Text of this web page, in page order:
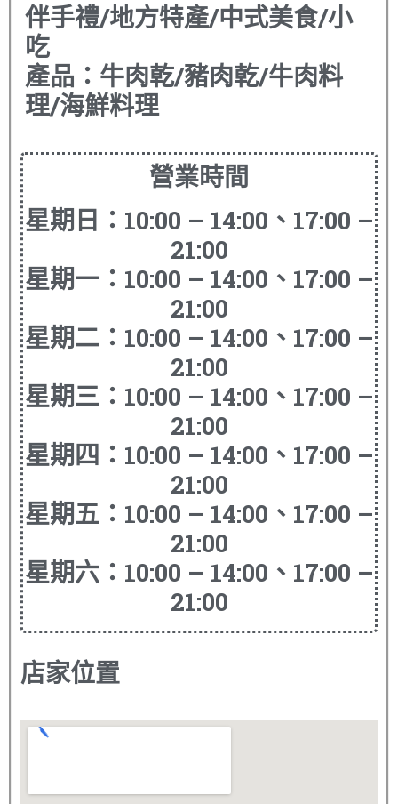
伴手禮/地方特產/中式美食/小
吃
產品： 牛肉乾/豬肉乾/牛肉料
理/海鮮料理
營業時間
星期日：10:00 – 14:00、17:00 –
21:00
星期一：10:00 – 14:00、17:00 –
21:00
星期二：10:00 – 14:00、17:00 –
21:00
星期三：10:00 – 14:00、17:00 –
21:00
星期四：10:00 – 14:00、17:00 –
21:00
星期五：10:00 – 14:00、17:00 –
21:00
星期六：10:00 – 14:00、17:00 –
21:00
店家位置